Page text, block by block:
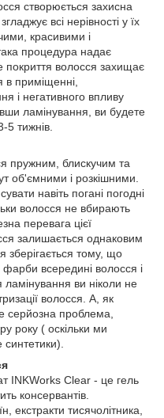
створюється захисна
всі нерівності у їх
красивими і
процедура надає
покриття волосся захищає
в приміщенні,
і негативного впливу
ламінування, ви будете
5 тижнів.
пружним, блискучим та
об'ємними і розкішними.
навіть погані погодні
волосся не вбирають
перевага цієї
залишається однаковим
зберігається тому, що
всередині волосся і
ви ніколи не
волосся. А, як
серйозна проблема,
року ( оскільки ми
INKWorks Clear - це гель
консервантів.
екстракти тисячолітника,